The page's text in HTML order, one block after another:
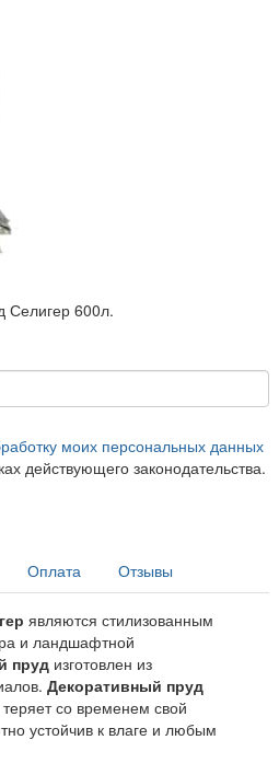
Селигер 600л.
моих персональных данных
действующего законодательства.
Оплата Отзывы
являются стилизованным
и ландшафтной
пруд изготовлен из
Декоративный пруд
со временем свой
устойчив к влаге и любым